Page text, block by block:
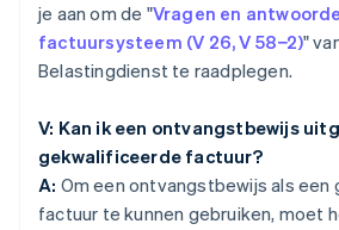
je aan om de "Vragen en
factuursysteem (V 26, V 58−2)"
Belastingdienst te raadplegen.
V: Kan ik een ontvangstbewijs
gekwalificeerde factuur?
A: Om een ontvangstbewijs als
factuur te kunnen gebruiken, moet